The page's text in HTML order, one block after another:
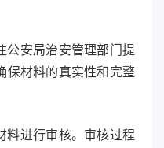
公安局治安管理部门提
保材料的真实性和完整
料进行审核。审核过程